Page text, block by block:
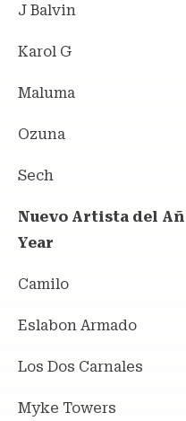
J Balvin
Karol G
Maluma
Ozuna
Sech
Nuevo Artista del
Year
Camilo
Eslabon Armado
Los Dos Carnales
Myke Towers